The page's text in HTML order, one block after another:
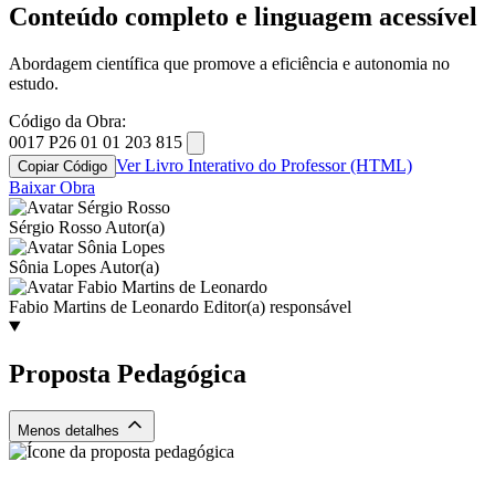
Conteúdo completo e linguagem acessível
Abordagem científica que promove a eficiência e autonomia no
estudo.
Código da Obra:
0017 P26 01 01 203 815
Copiar Código Ver Livro Interativo do Professor (HTML)
Baixar Obra
Sérgio Rosso Autor(a)
Sônia Lopes Autor(a)
Fabio Martins de Leonardo Editor(a) responsável
Proposta Pedagógica
Menos detalhes